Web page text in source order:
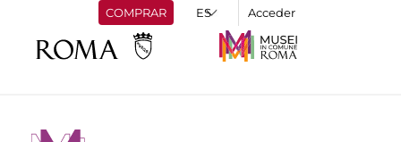
COMPRAR Acceder